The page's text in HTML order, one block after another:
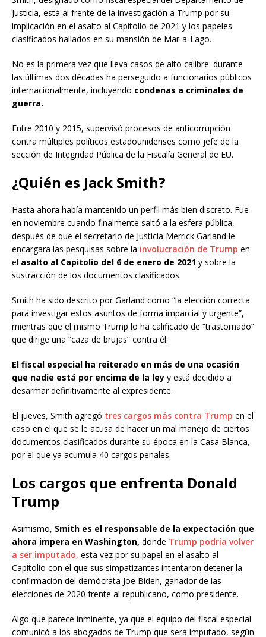
Justicia, está al frente de la investigación a Trump por su
implicación en el asalto al Capitolio de 2021 y los papeles
clasificados hallados en su mansión de Mar-a-Lago.
No es la primera vez que lleva casos de alto calibre: durante
las últimas dos décadas ha perseguido a funcionarios públicos
internacionalmente, incluyendo condenas a criminales de
guerra.
Entre 2010 y 2015, supervisó procesos de anticorrupción
contra múltiples políticos estadounidenses como jefe de la
sección de Integridad Pública de la Fiscalía General de EU.
¿Quién es Jack Smith?
Hasta ahora había mantenido un perfil más bien discreto. Fue
en noviembre cuando finalmente saltó a la esfera pública,
después de que el secretario de Justicia Merrick Garland le
encargara las pesquisas sobre la involucración de Trump en
el asalto al Capitolio del 6 de enero de 2021 y sobre la
sustracción de los documentos clasificados.
Smith ha sido descrito por Garland como “la elección correcta
para investigar estos asuntos de forma imparcial y urgente”,
mientras que el mismo Trump lo ha calificado de “trastornado”
que dirige una “caza de brujas” contra él.
El fiscal especial ha reiterado en más de una ocasión
que nadie está por encima de la ley y está decidido a
desarmar definitivamente al expresidente.
El jueves, Smith agregó tres cargos más contra Trump en el
caso en el que se le acusa de hacer un mal manejo de ciertos
documentos clasificados durante su época en la Casa Blanca,
por el que ya acumula 40 cargos penales.
Los cargos que enfrenta Donald
Trump
Asimismo, Smith es el responsable de la expectación que
ahora impera en Washington, donde Trump podría volver
a ser imputado, esta vez por su papel en el asalto al
Capitolio con el que sus simpatizantes intentaron detener la
confirmación del demócrata Joe Biden, ganador de las
elecciones de 2020 frente al republicano, como presidente.
Algo que parece inminente, ya que el equipo del fiscal especial
comunicó a los abogados de Trump que será imputado, según